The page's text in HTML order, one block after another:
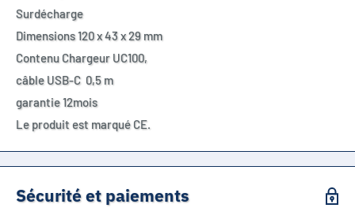
Surdécharge
Dimensions 120 x 43 x 29 mm
Contenu Chargeur UC100,
câble USB-C 0,5 m
garantie 12mois
Le produit est marqué CE.
Sécurité et paiements